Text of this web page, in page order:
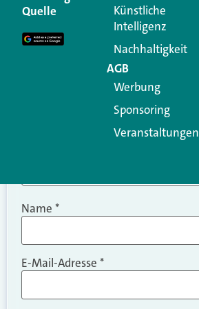
Erforderliche Felder sind mit
Kommentar
Name *
E-Mail-Adresse *
Quelle
Künstliche
Intelligenz
Nachhaltigkeit
AGB
Werbung
Sponsoring
Veranstaltungen